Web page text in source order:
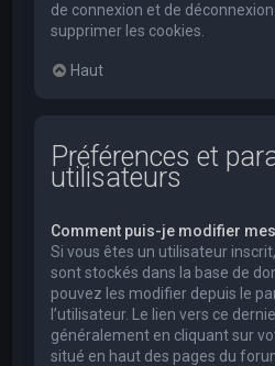
de connexion et de
supprimer les cookies.
Haut
Préférences et
utilisateurs
Comment puis-je modifier
Si vous êtes un utilisateur
sont stockés dans la base de
pouvez les modifier depuis le
l’utilisateur. Le lien vers ce
généralement en cliquant sur
situé en haut des pages du